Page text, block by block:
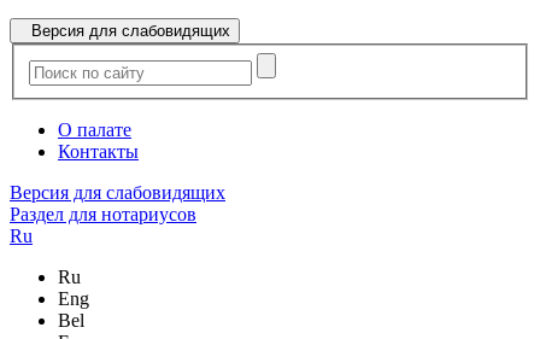
Версия для слабовидящих
О палате
Контакты
Версия для слабовидящих
Раздел для нотариусов
Ru
Ru
Eng
Bel